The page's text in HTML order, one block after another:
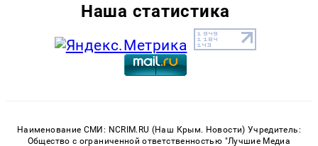
Наша статистика
Наименование СМИ: NCRIM.RU (Наш Крым. Новости) Учредитель:
Общество с ограниченной ответственностью "Лучшие Медиа